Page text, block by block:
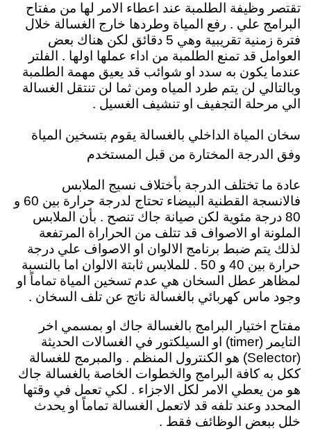
تقتصر وظيفة الطلمبة عند اعطاء الامر لها من مفتاح
البرامج علي . رفع المياة وطردها خارج الغسالة خلال
فترة زمنية تقريبية وهي 5 دقائق لكن هناك بعض
العوامل قد تمنع الطلمبة من اداء عملها اولها . الفلتر
عندما يكون به سدد او شوائب قد يعيق مهمة الطلمبة
وبالتالي لن يتم طرد المياه ومن ثما لن تنتقل الغسالة
الي مرحلة التجفيف او تنشيف الغسيل .
سخان المياة الداخلي بالغسالة يقوم بتسخين المياة
وفق الدرجة المختارة من قبل المستخدم
عادة ما تختلف الدرجة بأختلاف نسيج الملابس
فالانسجة القطنية البيضاء تحتاج لدرجة حرارة بين 60 و
80 درجة مئوية لكن صيانة جاك تنصح . بأن الملابس
الملونة او الاصواف قد تتلف من الحراراة المرتفعة
لذلك يتم ضبط برنامج الالوان او الاصواف علي درجة
حرارة بين 40 و 50 . للملابس ثابتة الالوان اما بالنسبة
لمظاهر عطل السخان هي عدم تسخين المياة تماماً او
وجود ماس كهربائي بالغسالة ناتج عن تلف السخان .
مفتاح اختيار البرامج بالغسالة جاك او بمسمي اخر
التايمر (timer) او السيلكتور في الغسالات الحديثة
(Selector) هو الكنترول المنظم . والمبرمج للغسالة
ككل به كافة البرامج والخطوات الخاصة بالغسالة جاك
هو من يعطي الامر لكل الاجزاء . لكي تعمل في وقتها
المحدد وعند تلفه قد لاتعمل الغسالة تماماً او يحدث
خلل ببعض الوظائف فقط .